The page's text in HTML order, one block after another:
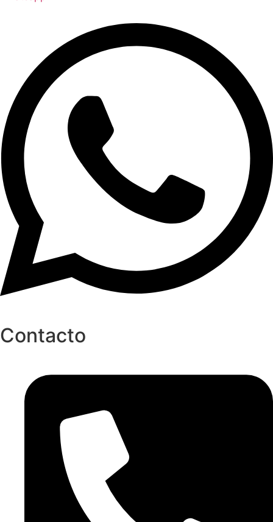
Contacto